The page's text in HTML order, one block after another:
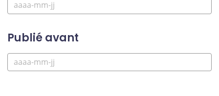
Publié avant